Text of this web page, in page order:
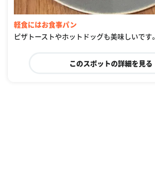
軽食にはお食事パン
ピザトーストやホットドッグも美味しいです。
このスポットの詳細を見る